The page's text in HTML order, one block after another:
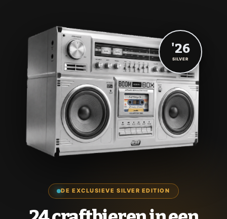
DE EXCLUSIEVE SILVER EDITION
'26
SILVER